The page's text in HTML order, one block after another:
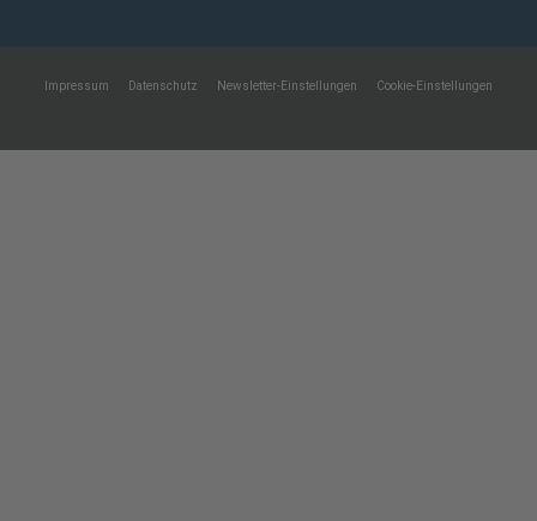
Impressum Datenschutz Newsletter-Einstellungen Cookie-Einstellungen